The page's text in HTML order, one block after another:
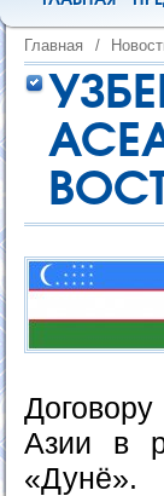
Главная /
Азии в
«Дунё».